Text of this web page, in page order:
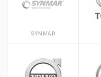
SYNMAR